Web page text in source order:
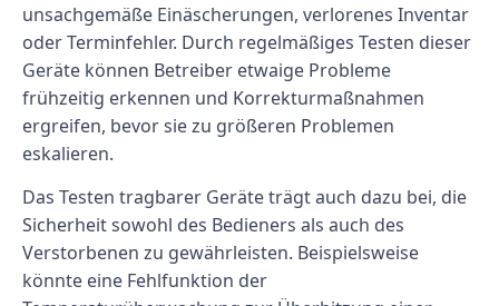
unsachgemäße Einäscherungen, verlorenes Inventar
oder Terminfehler. Durch regelmäßiges Testen dieser
Geräte können Betreiber etwaige Probleme
frühzeitig erkennen und Korrekturmaßnahmen
ergreifen, bevor sie zu größeren Problemen
eskalieren.
Das Testen tragbarer Geräte trägt auch dazu bei, die
Sicherheit sowohl des Bedieners als auch des
Verstorbenen zu gewährleisten. Beispielsweise
könnte eine Fehlfunktion der